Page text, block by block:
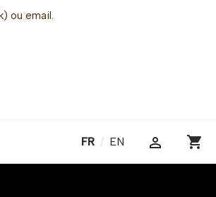
ou email.
FR / EN  shopping_cart